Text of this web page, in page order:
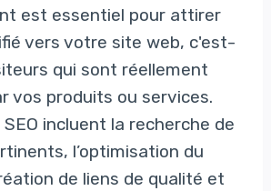
est essentiel pour attirer
vers votre site web, c'est-
qui sont réellement
vos produits ou services.
incluent la recherche de
l’optimisation du
de liens de qualité et